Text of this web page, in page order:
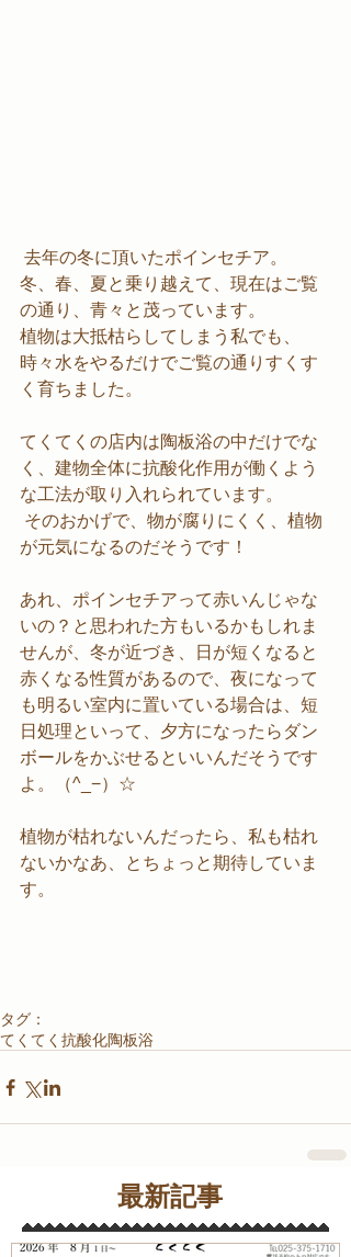
去年の冬に頂いたポインセチア。
冬、春、夏と乗り越えて、現在はご覧
の通り、青々と茂っています。
植物は大抵枯らしてしまう私でも、
時々水をやるだけでご覧の通りすくす
く育ちました。
てくてくの店内は陶板浴の中だけでな
く、建物全体に抗酸化作用が働くよう
な工法が取り入れられています。
が元気になるのだそうです！
あれ、ポインセチアって赤いんじゃな
いの？と思われた方もいるかもしれま
せんが、冬が近づき、日が短くなると
赤くなる性質があるので、夜になって
も明るい室内に置いている場合は、短
日処理といって、夕方になったらダン
ボールをかぶせるといいんだそうです
よ。（^_−）☆
植物が枯れないんだったら、私も枯れ
ないかなあ、とちょっと期待していま
す。
タグ：
てくてく 抗酸化陶板浴
最新記事